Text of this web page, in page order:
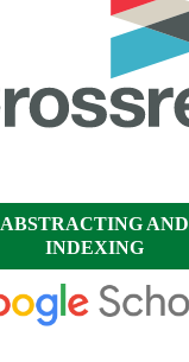
ABSTRACTING AND
INDEXING